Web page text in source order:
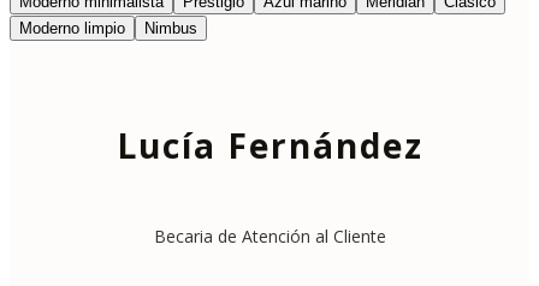
Moderno limpio
Nimbus
Lucía Fernández
Becaria de Atención al Cliente